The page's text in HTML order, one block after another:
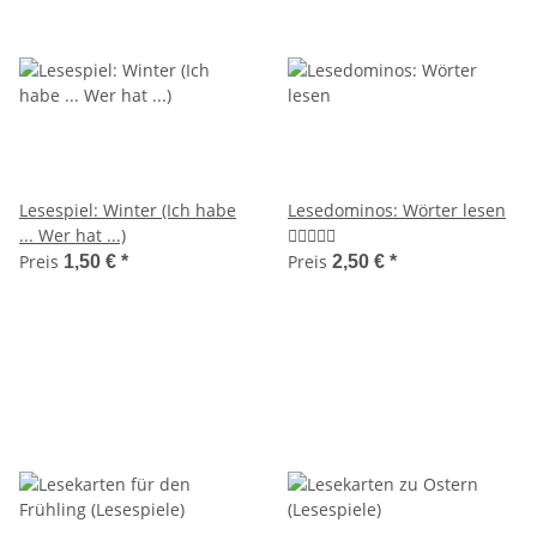
Lesespiel: Winter (Ich habe
... Wer hat ...)
Preis 1,50 € *
Lesedominos: Wörter lesen
Preis 2,50 € *